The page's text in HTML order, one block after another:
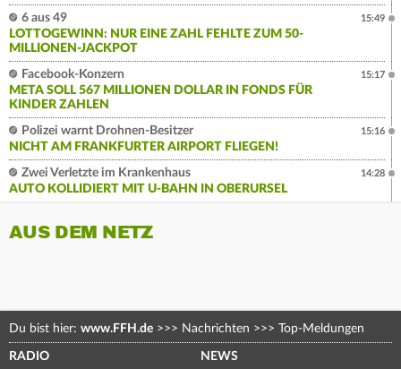
6 aus 49
LOTTOGEWINN: NUR EINE ZAHL FEHLTE ZUM 50-
MILLIONEN-JACKPOT
15:49
Facebook-Konzern
META SOLL 567 MILLIONEN DOLLAR IN FONDS FÜR
KINDER ZAHLEN
15:17
Polizei warnt Drohnen-Besitzer
NICHT AM FRANKFURTER AIRPORT FLIEGEN!
15:16
Zwei Verletzte im Krankenhaus
AUTO KOLLIDIERT MIT U-BAHN IN OBERURSEL
14:28
AUS DEM NETZ
Du bist hier: www.FFH.de >>> Nachrichten >>> Top-Meldungen
RADIO NEWS